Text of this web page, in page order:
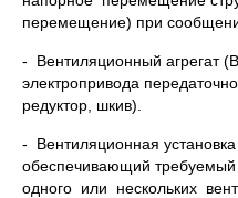
перемещение) при
- Вентиляционный агрегат
электропривода
редуктор, шкив).
- Вентиляционная
обеспечивающий
одного или нескольких